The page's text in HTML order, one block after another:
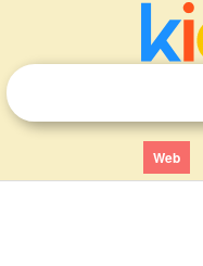
Web